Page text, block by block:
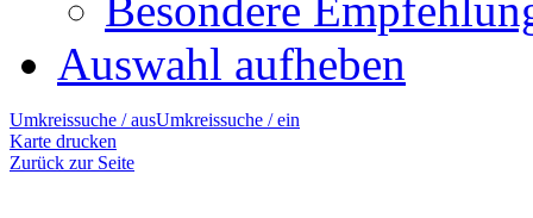
Auswahl aufheben
Umkreissuche / ausUmkreissuche / ein
Karte drucken
Zurück zur Seite